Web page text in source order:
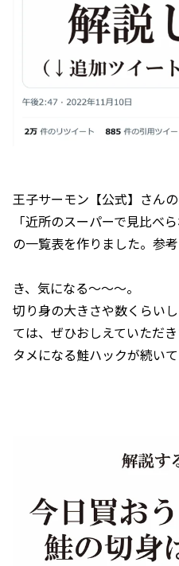
王子サーモン【公式】さん
「近所のスーパーで見比べ
の一覧表を作りました。参
き、気になる〜〜〜。
切り身の大きさや数くらい
ては、ぜひおしえていただ
タメになる鮭ハックが続いて